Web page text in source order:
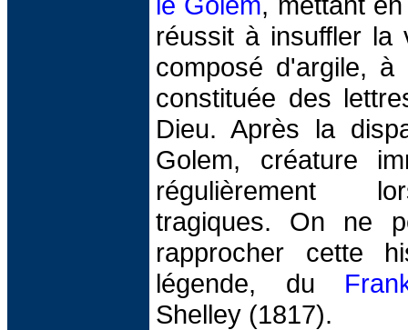
réussit à insuffler la
composé d'argile,
constituée des
Dieu. Après la
Golem, créature
régulièrement
tragiques. On ne
rapprocher cette
légende, du
Shelley (1817).